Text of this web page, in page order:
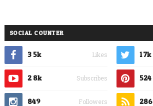
SOCIAL COUNTER
3.5k Likes 1.7k
2.8k Subscribes 524
849 Followers 286